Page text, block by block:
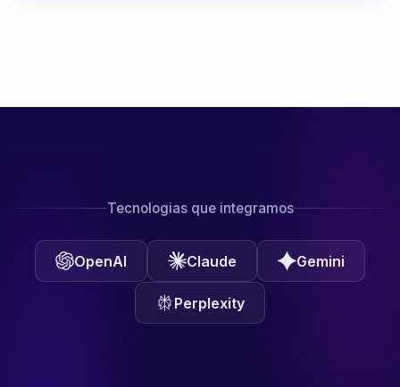
Tecnologias que integramos
OpenAI Claude Gemini
Perplexity